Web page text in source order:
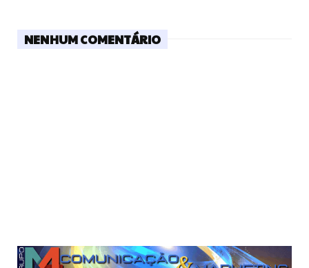
NENHUM COMENTÁRIO